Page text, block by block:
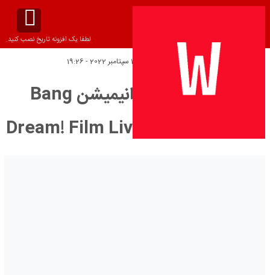
لطفا یک افزونه تاریخ نصب کنید.
تاریخ انتشار:
دانلود زیرنویس انیمیشن Bang
Dream! Film Live 2nd Stage 2021